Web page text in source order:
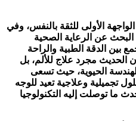
الأولى للثقة بالنفس، وفي
عن الرعاية الصحية
بين الدقة الطبية والراحة
الحديث مجرد علاج للألم، بل
الحيوية، حيث تسعى
تجميلية وعلاجية تعيد للوجه
ما توصلت إليه التكنولوجيا